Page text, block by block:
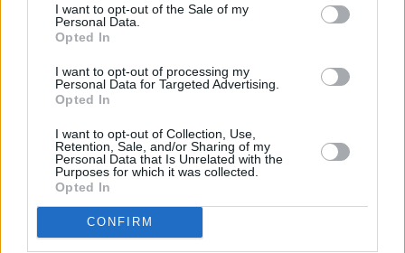
I want to opt-out of the Sale of my
Personal Data.
Opted In
I want to opt-out of processing my
Personal Data for Targeted Advertising.
Opted In
I want to opt-out of Collection, Use,
Retention, Sale, and/or Sharing of my
Personal Data that Is Unrelated with the
Purposes for which it was collected.
Opted In
CONFIRM
impresa del riciclo, quindi nuovi posti di lavoro autenticamente
green. Una linea- chiude Gazzolo- che continuerà a mettere al
dalle drammatiche emergenze rifiuti che continuiamo a vedere in
altre aree del Paese”.